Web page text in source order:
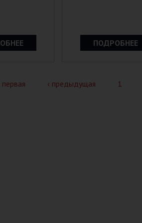
ПОДРОБНЕЕ
первая ‹ предыдущая 1